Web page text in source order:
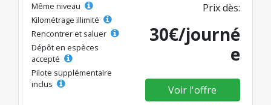
Même niveau
Kilométrage illimité
Rencontrer et saluer
Dépôt en espèces
accepté
Pilote supplémentaire
inclus
Prix dès:
30€/journé
e
Voir l'offre